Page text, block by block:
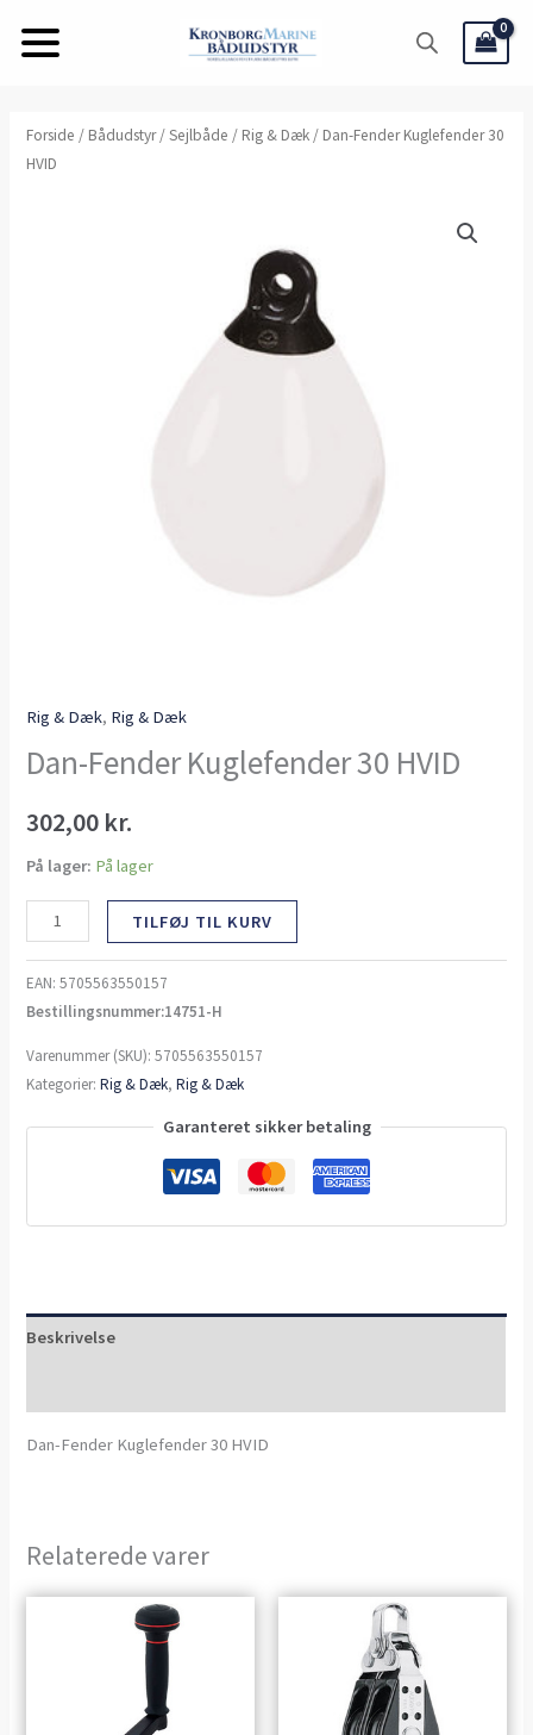
Forside / Bådudstyr/Sejlbåde / Rig & Dæk / Dan-Fender Kuglefender 30
HVID
Rig & Dæk, Rig & Dæk
Dan-Fender Kuglefender 30 HVID
302,00 kr.
På lager: På lager
Dan-
Fender
TILFØJ TIL KURV
EAN:5705563550157
Bestillingsnummer:14751-H
Varenummer (SKU):5705563550157
Kategorier:Rig & Dæk,Rig & Dæk
Garanteret sikker betaling
Beskrivelse
Dan-Fender Kuglefender 30 HVID
Relaterede varer